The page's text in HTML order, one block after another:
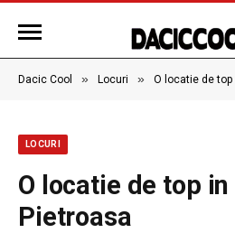
Dacic Cool » Locuri » O locatie de
LOCURI
O locatie de top in
Pietroasa